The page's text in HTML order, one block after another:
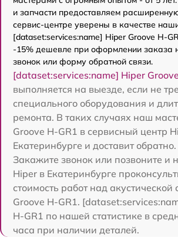
и запчасти предоставляем
сервис-центре уверены в качестве
[dataset:services:name] Hiper Groove H-
-15% дешевле при оформлении заказа
звонок или форму обратной связи.
[dataset:services:name] Hiper
выполняется на выезде, если не
специального оборудования и
ремонта. В таких случаях наш
Groove H-GR1 в сервисный центр
Екатеринбурге и доставит обратно.
Закажите звонок или позвоните и
Hiper в Екатеринбурге
стоимость работ над
Groove H-GR1.
H-GR1 по нашей статистике в
часа при наличии деталей.